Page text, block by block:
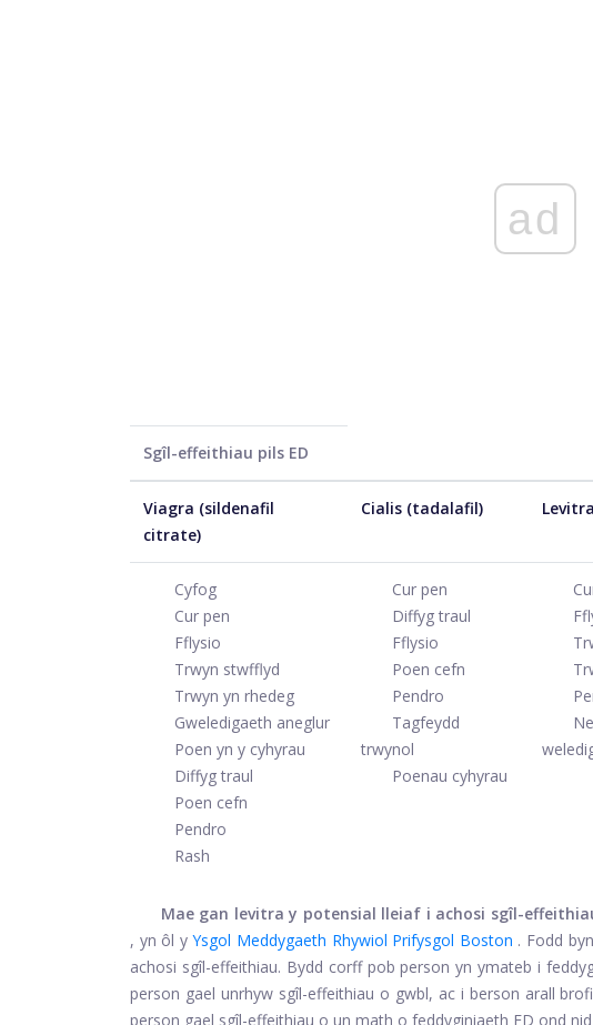
ad
Sgîl-effeithiau pils ED
Viagra (sildenafil
citrate)
Cialis (tadalafil)
Cyfog
Cur pen
Fflysio
Trwyn stwfflyd
Trwyn yn rhedeg
Gweledigaeth aneglur
Poen yn y cyhyrau
Diffyg traul
Poen cefn
Pendro
Rash
Cur pen
Diffyg traul
Fflysio
Poen cefn
Pendro
Tagfeydd
trwynol
Poenau cyhyrau
Mae gan levitra y potensial lleiaf i achosi sgîl-
, yn ôl yYsgol Meddygaeth Rhywiol Prifysgol Boston . Fodd
achosi sgîl-effeithiau. Bydd corff pob person yn ymateb i
person gael unrhyw sgîl-effeithiau o gwbl, ac i berson arall
person gael sgîl-effeithiau o un math o feddyginiaeth ED ond